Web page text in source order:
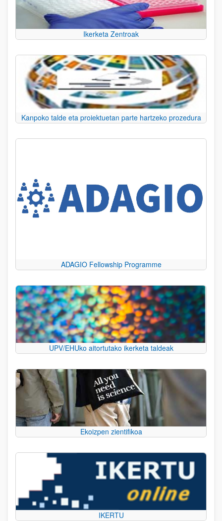
Ikerketa Zentroak
Kanpoko talde eta proiektuetan parte hartzeko prozedura
ADAGIO Fellowship Programme
UPV/EHUko aitortutako ikerketa taldeak
Ekoizpen zientifikoa
IKERTU